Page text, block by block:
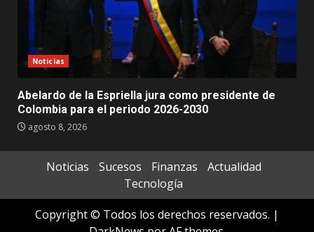
Noticias
Abelardo de la Espriella jura como presidente de
Colombia para el periodo 2026-2030
agosto 8, 2026
Noticias Sucesos Finanzas
Actualidad
Tecnología
Copyright © Todos los derechos reservados. |